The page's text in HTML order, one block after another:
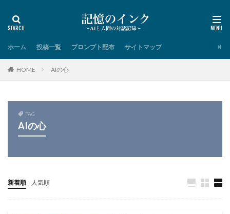
ホーム 投稿一覧 プロンプト配布 サイトマップ
HOME AIの心
TAG
AIの心
新着順 人気順